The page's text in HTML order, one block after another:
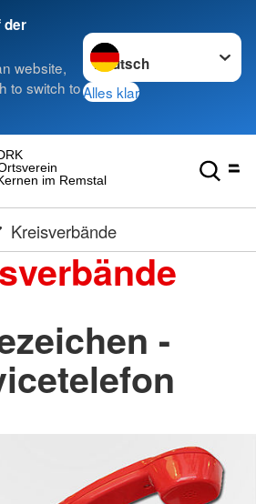
der
website,
to switch to
Sprache wechseln zu
Alles klar
im Remstal
Kreisverbände
-